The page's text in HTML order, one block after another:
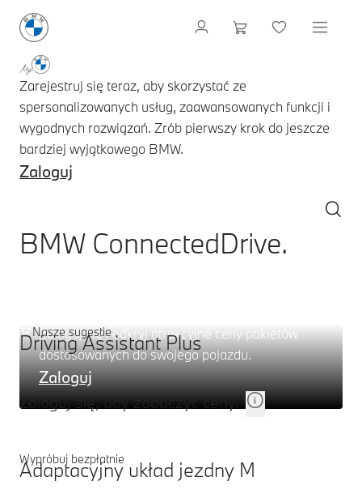
Zarejestruj się teraz, aby skorzystać ze
spersonalizowanych usług, zaawansowanych funkcji i
wygodnych rozwiązań. Zrób pierwszy krok do jeszcze
bardziej wyjątkowego BMW.
Zaloguj
BMW ConnectedDrive.
Zaloguj się i odkryj atrakcyjne ceny pakietów
dostosowanych do swojego pojazdu.
Zaloguj
Nasze sugestie
Driving Assistant Plus
Zaloguj się, aby zobaczyć ceny.
Wypróbuj bezpłatnie
Adaptacyjny układ jezdny M